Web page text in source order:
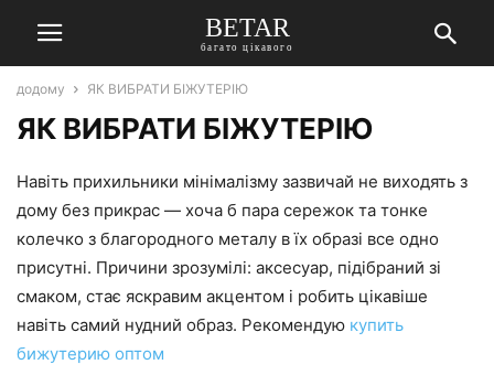
BETAR
багато цікавого
додому ЯК ВИБРАТИ БІЖУТЕРІЮ
ЯК ВИБРАТИ БІЖУТЕРІЮ
Навіть прихильники мінімалізму зазвичай не виходять з
дому без прикрас — хоча б пара сережок та тонке
колечко з благородного металу в їх образі все одно
присутні. Причини зрозумілі: аксесуар, підібраний зі
смаком, стає яскравим акцентом і робить цікавіше
навіть самий нудний образ. Рекомендую купить
бижутерию оптом